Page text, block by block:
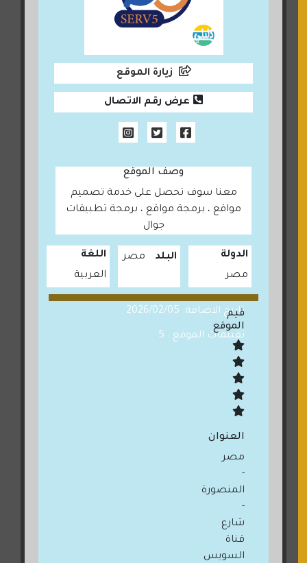
زيارة الموقع
عرض رقم الاتصال
وصف الموقع
معنا سوف تحصل على خدمة تصميم
مواقع ، برمجة مواقع ، برمجة تطبيقات
جوال
الدولة
مصر
البلد مصر
اللغة
العربية
تاريخ الاضافة: 2026/02/05
تقييمات الموقع : 5
قيم
الموقع
العنوان
مصر
-
المنصورة
-
شارع
قناة
السويس